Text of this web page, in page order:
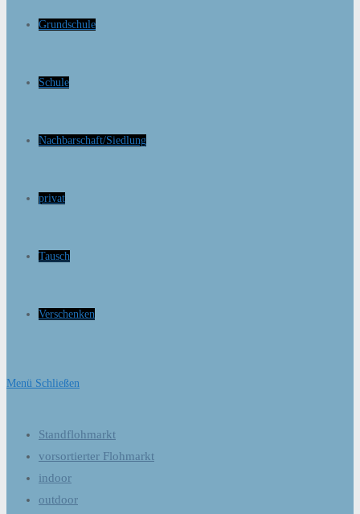
Grundschule
Schule
Nachbarschaft/Siedlung
privat
Tausch
Verschenken
Menü Schließen
Standflohmarkt
vorsortierter Flohmarkt
indoor
outdoor